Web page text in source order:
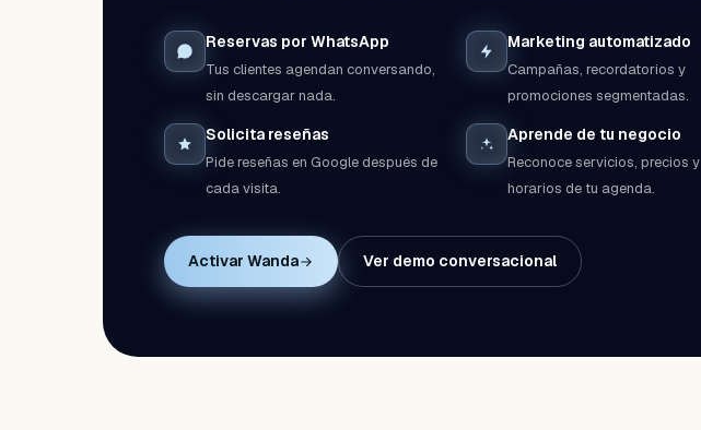
Reservas por WhatsApp
Tus clientes agendan conversando,
sin descargar nada.
Marketing automatizado
Campañas, recordatorios y
promociones segmentadas.
Solicita reseñas
Pide reseñas en Google después de
cada visita.
Aprende de tu negocio
Reconoce servicios, precios y
horarios de tu agenda.
Activar Wanda Ver demo conversacional